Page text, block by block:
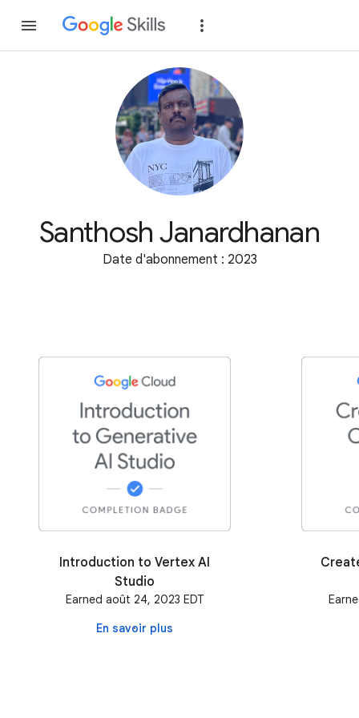
Santhosh Janardhanan
Date d'abonnement : 2023
Introduction to Vertex AI
Studio
Earned août 24, 2023 EDT